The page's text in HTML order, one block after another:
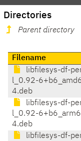
Directories
Parent directory
Filename
libfilesys-df-
l_0.92-
4.deb
libfilesys-df-
l_0.92-6+b6_arm6
4.deb
libfilesys-df-